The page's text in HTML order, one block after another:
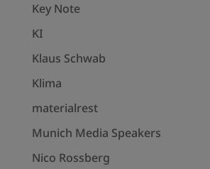
Key Note
KI
Klaus Schwab
Klima
materialrest
Munich Media Speakers
Nico Rossberg